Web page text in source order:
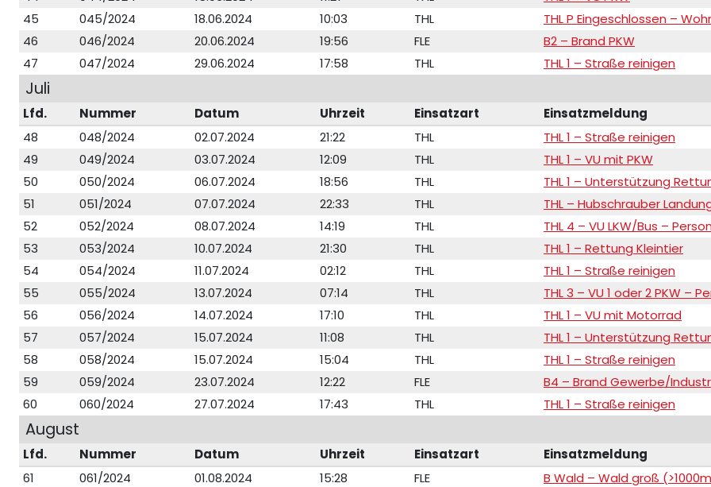
45
045/2024 18.06.2024 10:03 THL
THL P Eingeschlossen –
46
046/2024 20.06.2024 19:56 FLE
B2 – Brand PKW
47
047/2024 29.06.2024 17:58 THL THL 1 – Straße reinigen
Juli
Lfd. Nummer Datum Uhrzeit Einsatzart
Einsatzmeldung
48
048/2024 02.07.2024 21:22 THL
THL 1 – Straße reinigen
49
049/2024 03.07.2024 12:09 THL
THL 1 – VU mit PKW
50
050/2024 06.07.2024 18:56 THL
THL 1 – Unterstützung
51
051/2024 07.07.2024 22:33 THL
THL – Hubschrauber
52
052/2024 08.07.2024 14:19 THL
THL 4 – VU LKW/Bus –
53
053/2024 10.07.2024 21:30 THL
THL 1 – Rettung Kleintier
54
054/2024 11.07.2024 02:12 THL
THL 1 – Straße reinigen
55
055/2024 13.07.2024 07:14 THL
THL 3 – VU 1 oder 2 PKW –
56
056/2024 14.07.2024 17:10 THL
THL 1 – VU mit Motorrad
57
057/2024 15.07.2024 11:08 THL
THL 1 – Unterstützung
58
058/2024 15.07.2024 15:04 THL
THL 1 – Straße reinigen
59
059/2024 23.07.2024 12:22 FLE
B4 – Brand Gewerbe/
60
060/2024 27.07.2024 17:43 THL THL 1 – Straße reinigen
August
Lfd. Nummer Datum Uhrzeit Einsatzart
Einsatzmeldung
61
061/2024 01.08.2024 15:28 FLE
B Wald – Wald groß